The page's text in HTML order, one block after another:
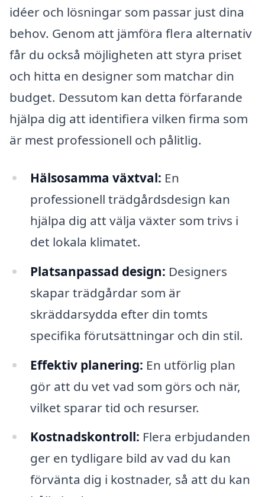
idéer och lösningar som passar just dina
behov. Genom att jämföra flera alternativ
får du också möjligheten att styra priset
och hitta en designer som matchar din
budget. Dessutom kan detta förfarande
hjälpa dig att identifiera vilken firma som
är mest professionell och pålitlig.
Hälsosamma växtval: En
professionell trädgårdsdesign kan
hjälpa dig att välja växter som trivs i
det lokala klimatet.
Platsanpassad design: Designers
skapar trädgårdar som är
skräddarsydda efter din tomts
specifika förutsättningar och din stil.
Effektiv planering: En utförlig plan
gör att du vet vad som görs och när,
vilket sparar tid och resurser.
Kostnadskontroll: Flera erbjudanden
ger en tydligare bild av vad du kan
förvänta dig i kostnader, så att du kan